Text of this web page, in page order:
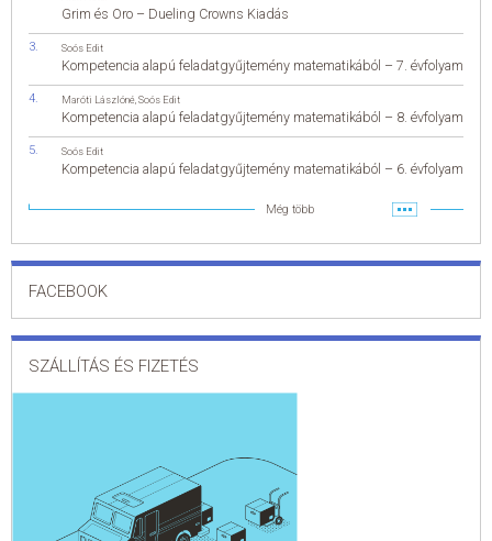
Grim és Oro – Dueling Crowns Kiadás
Soós Edit
Kompetencia alapú feladatgyűjtemény matematikából – 7. évfolyam
Maróti Lászlóné Soós Edit
Kompetencia alapú feladatgyűjtemény matematikából – 8. évfolyam
Soós Edit
Kompetencia alapú feladatgyűjtemény matematikából – 6. évfolyam
Még több
FACEBOOK
SZÁLLÍTÁS ÉS FIZETÉS